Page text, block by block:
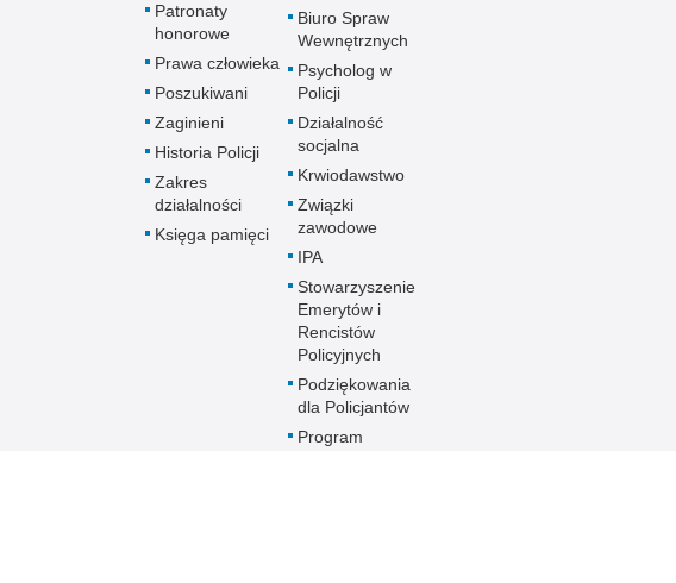
Patronaty
honorowe
Prawa człowieka
Poszukiwani
Zaginieni
Historia Policji
Zakres
działalności
Księga pamięci
Biuro Spraw
Wewnętrznych
Psycholog w
Policji
Działalność
socjalna
Krwiodawstwo
Związki
zawodowe
IPA
Stowarzyszenie
Emerytów i
Rencistów
Policyjnych
Podziękowania
dla Policjantów
Program